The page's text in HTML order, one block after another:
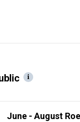
June - August